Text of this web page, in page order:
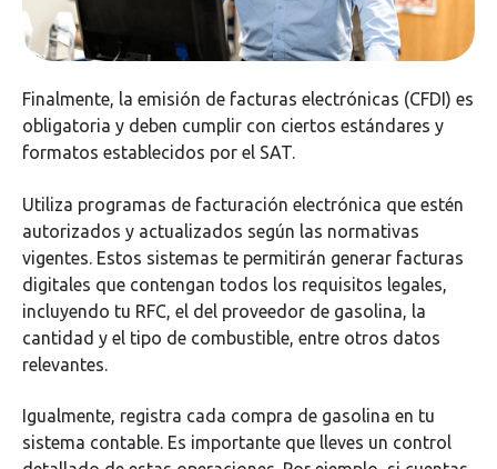
Finalmente, la emisión de facturas electrónicas (CFDI) es
obligatoria y deben cumplir con ciertos estándares y
formatos establecidos por el SAT.
Utiliza programas de facturación electrónica que estén
autorizados y actualizados según las normativas
vigentes. Estos sistemas te permitirán generar facturas
digitales que contengan todos los requisitos legales,
incluyendo tu RFC, el del proveedor de gasolina, la
cantidad y el tipo de combustible, entre otros datos
relevantes.
Igualmente, registra cada compra de gasolina en tu
sistema contable. Es importante que lleves un control